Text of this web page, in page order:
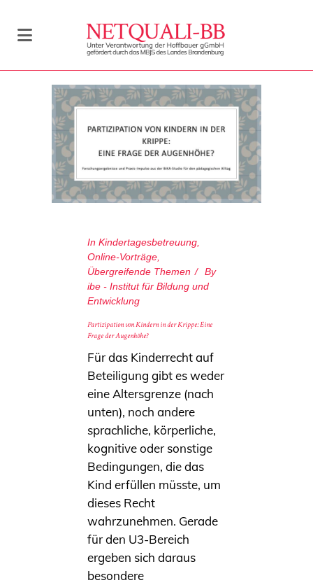
In Kindertagesbetreuung
Online-Vorträge
Übergreifende Themen
By
ibe - Institut für Bildung und
Entwicklung
Partizipation von Kindern in der Krippe: Eine
Frage der Augenhöhe?
Für das Kinderrecht auf
Beteiligung gibt es weder
eine Altersgrenze (nach
unten), noch andere
sprachliche, körperliche,
kognitive oder sonstige
Bedingungen, die das
Kind erfüllen müsste, um
dieses Recht
wahrzunehmen. Gerade
für den U3-Bereich
ergeben sich daraus
besondere